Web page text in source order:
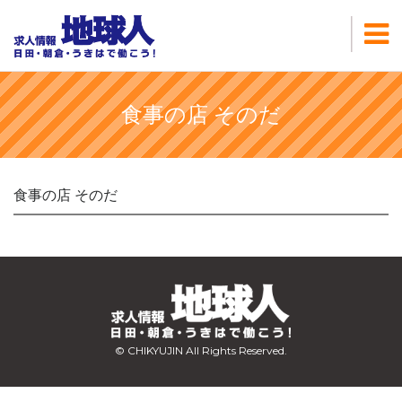
食事の店 そのだ
食事の店 そのだ
© CHIKYUJIN All Rights Reserved.